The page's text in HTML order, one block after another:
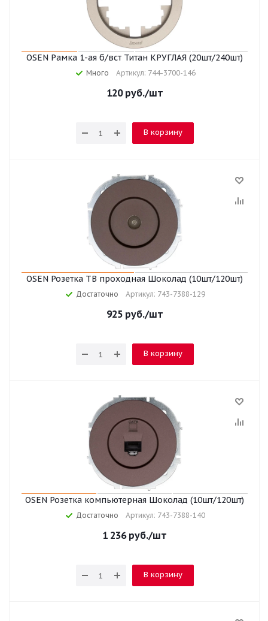
OSEN Рамка 1-ая б/вст Титан КРУГЛАЯ (20шт/240шт)
Много Артикул: 744-3700-146
120руб./шт
В корзину
OSEN Розетка ТВ проходная Шоколад (10шт/120шт)
Достаточно Артикул: 743-7388-129
925руб./шт
В корзину
OSEN Розетка компьютерная Шоколад (10шт/120шт)
Достаточно Артикул: 743-7388-140
1 236руб./шт
В корзину